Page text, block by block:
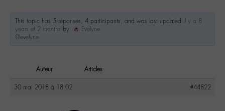
This topic has 5 réponses, 4 participants, and was last updated il y a 8
years et 2 months by
Evelyne
@evelyne.
Auteur Articles
30 mai 2018 à 18:02 #44822